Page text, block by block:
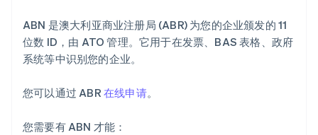
ABN 是澳大利亚商业注册局 (ABR) 为您的企业颁发的 11
位数 ID，由 ATO 管理。它用于在发票、BAS 表格、政府
系统等中识别您的企业。
您可以通过 ABR 在线申请。
您需要有 ABN 才能：